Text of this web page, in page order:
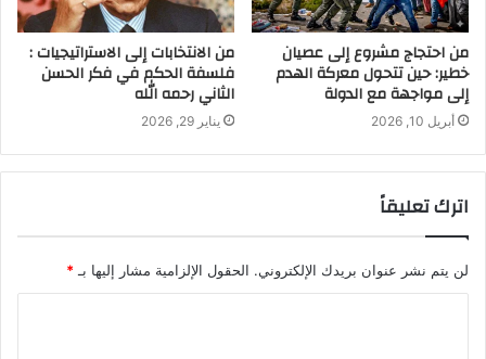
من احتجاج مشروع إلى عصيان
خطير: حين تتحول معركة الهدم
إلى مواجهة مع الدولة
أبريل 10, 2026
من الانتخابات إلى الاستراتيجيات :
فلسفة الحكم في فكر الحسن
الثاني رحمه الله
يناير 29, 2026
اترك تعليقاً
لن يتم نشر عنوان بريدك الإلكتروني. الحقول الإلزامية مشار إليها بـ*